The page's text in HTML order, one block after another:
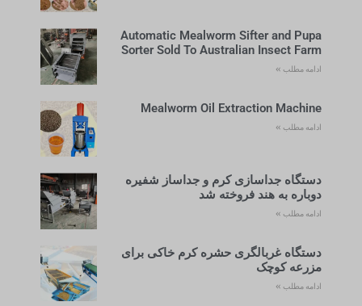
Automatic Mealworm Sifter and Pupa
Sorter Sold To Australian Insect Farm
ادامه مطلب »
Mealworm Oil Extraction Machine
ادامه مطلب »
دستگاه جداسازی کرم و جداساز شفیره
دوباره به هند فروخته شد
ادامه مطلب »
دستگاه غربالگری حشره کرم خاکی برای
مزرعه کوچک
ادامه مطلب »